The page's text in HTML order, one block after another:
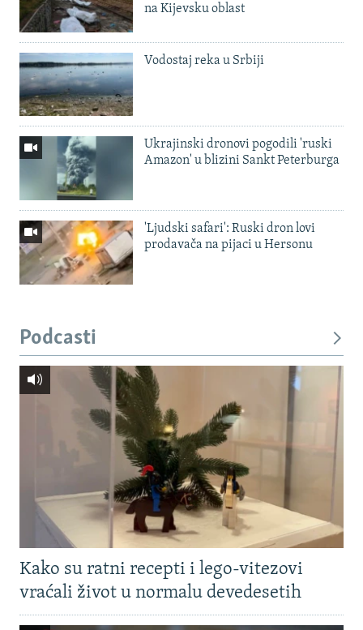
na Kijevsku oblast
Vodostaj reka u Srbiji
Ukrajinski dronovi pogodili 'ruski
Amazon' u blizini Sankt Peterburga
'Ljudski safari': Ruski dron lovi
prodavača na pijaci u Hersonu
Podcasti
Kako su ratni recepti i lego-vitezovi
vraćali život u normalu devedesetih